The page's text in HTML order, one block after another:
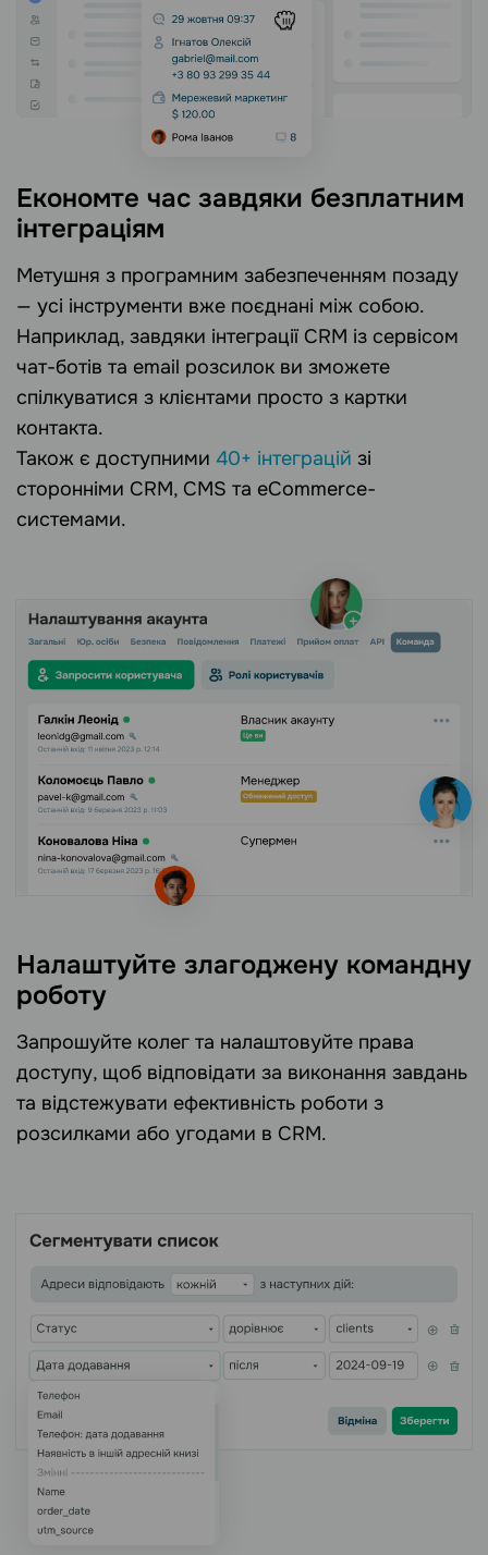
Економте час завдяки безплатним
інтеграціям
Метушня з програмним забезпеченням позаду
— усі інструменти вже поєднані між собою.
Наприклад, завдяки інтеграції CRM із сервісом
чат-ботів та email розсилок ви зможете
спілкуватися з клієнтами просто з картки
контакта.
Також є доступними 40+ інтеграцій зі
сторонніми CRM, CMS та eCommerce-
системами.
Налаштуйте злагоджену командну
роботу
Запрошуйте колег та налаштовуйте права
доступу, щоб відповідати за виконання завдань
та відстежувати ефективність роботи з
розсилками або угодами в CRM.